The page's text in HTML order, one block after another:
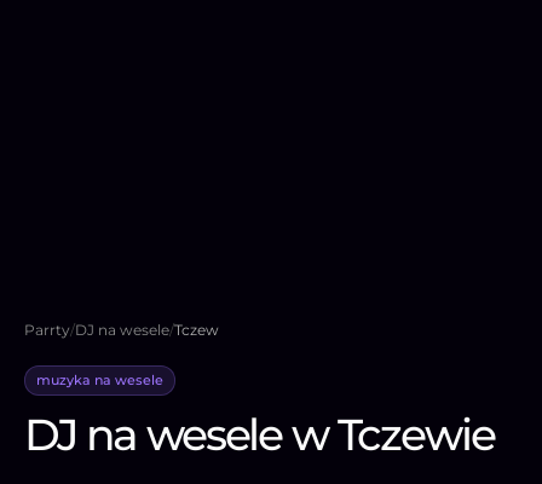
Parrty/DJ na wesele/Tczew
muzyka na wesele
DJ na wesele w Tczewie